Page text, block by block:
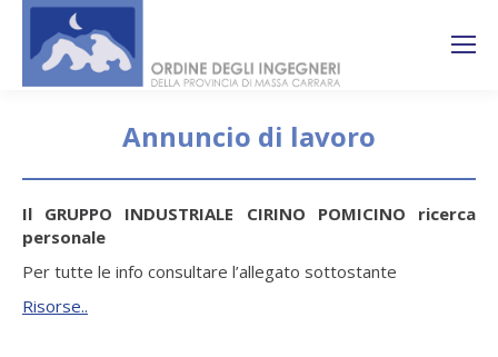
Annuncio di lavoro
Il GRUPPO INDUSTRIALE CIRINO POMICINO ricerca
personale
Per tutte le info consultare l’allegato sottostante
Risorse..